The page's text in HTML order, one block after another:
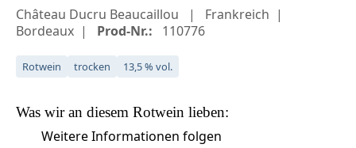
Château Ducru Beaucaillou
Frankreich
Bordeaux
Prod-Nr.: 110776
Rotwein trocken 13,5 % vol.
Was wir an diesem Rotwein lieben:
Weitere Informationen folgen